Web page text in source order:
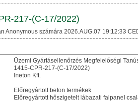
217-(C-17/2022)
Anonymous számára 2026.AUG.07 19:12:33
Üzemi Gyártásellenőrzés Megfelelőségi
1415-CPR-217-(C-17/2022)
Ineton Kft.
Előregyártott beton termékek
Előregyártott hőszigetelt lábazati falpanel